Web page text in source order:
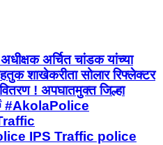
अर्चित चांडक यांच्या
शाखेकरीता सोलार रिफ्लेक्टर
! अपघातमुक्त जिल्हा
#AkolaPolice
IPS Traffic police